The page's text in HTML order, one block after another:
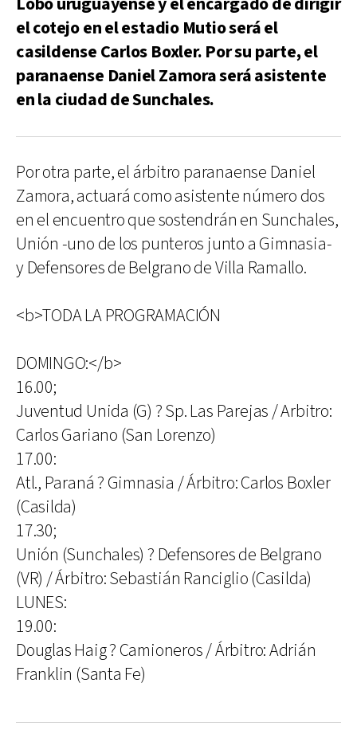
el cotejo en el estadio Mutio será el
casildense Carlos Boxler. Por su parte, el
paranaense Daniel Zamora será asistente
en la ciudad de Sunchales.
Por otra parte, el árbitro paranaense Daniel
Zamora, actuará como asistente número dos
en el encuentro que sostendrán en Sunchales,
Unión -uno de los punteros junto a Gimnasia-
y Defensores de Belgrano de Villa Ramallo.
<b>TODA LA PROGRAMACIÓN
DOMINGO:</b>
16.00;
Juventud Unida (G) ? Sp. Las Parejas / Arbitro:
Carlos Gariano (San Lorenzo)
17.00:
Atl., Paraná ? Gimnasia / Árbitro: Carlos Boxler
(Casilda)
17.30;
Unión (Sunchales) ? Defensores de Belgrano
(VR) / Árbitro: Sebastián Ranciglio (Casilda)
LUNES:
19.00:
Douglas Haig ? Camioneros / Árbitro: Adrián
Franklin (Santa Fe)